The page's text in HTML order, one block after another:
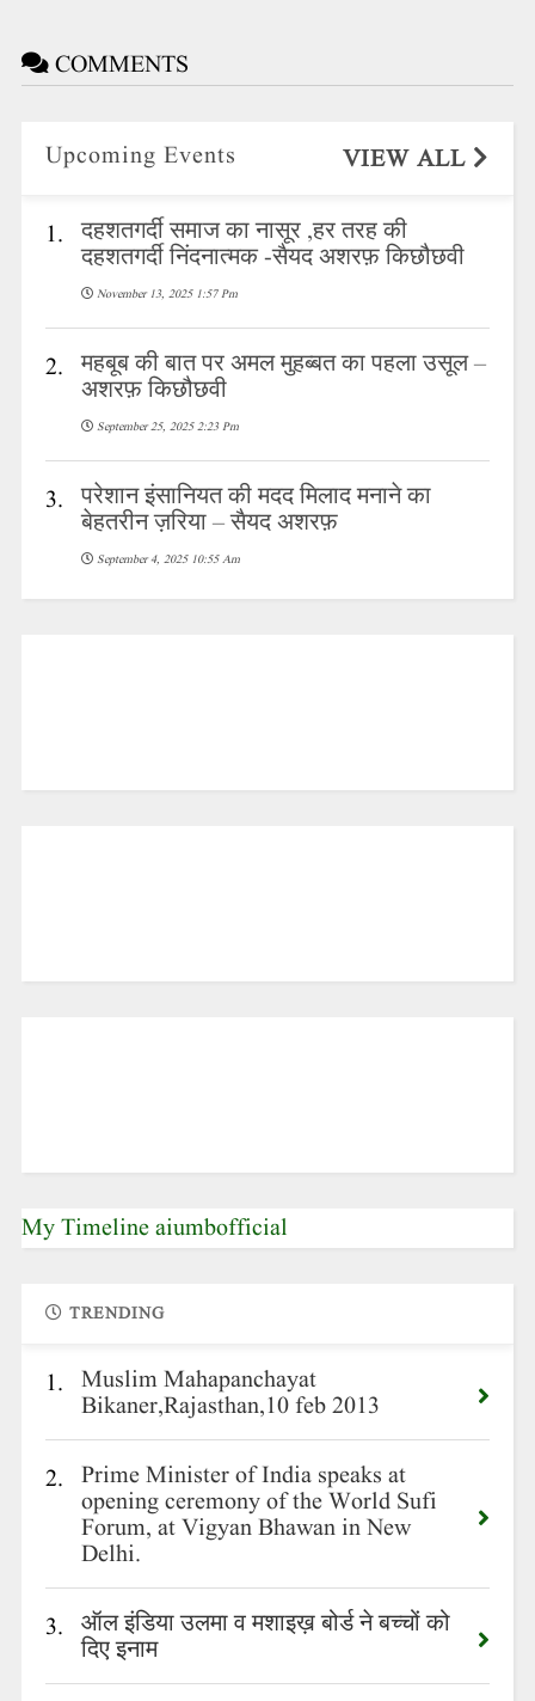
COMMENTS
Upcoming Events VIEW ALL
1. दहशतगर्दी समाज का नासूर ,हर तरह की
दहशतगर्दी निंदनात्मक -सैयद अशरफ़ किछौछवी
November 13, 2025 1:57 Pm
2. महबूब की बात पर अमल मुहब्बत का पहला उसूल –
अशरफ़ किछौछवी
September 25, 2025 2:23 Pm
3. परेशान इंसानियत की मदद मिलाद मनाने का
बेहतरीन ज़रिया – सैयद अशरफ़
September 4, 2025 10:55 Am
My Timeline aiumbofficial
TRENDING
1. Muslim Mahapanchayat
Bikaner,Rajasthan,10 feb 2013
2. Prime Minister of India speaks at
opening ceremony of the World Sufi
Forum, at Vigyan Bhawan in New
Delhi.
3. ऑल इंडिया उलमा व मशाइख़ बोर्ड ने बच्चों को
दिए इनाम